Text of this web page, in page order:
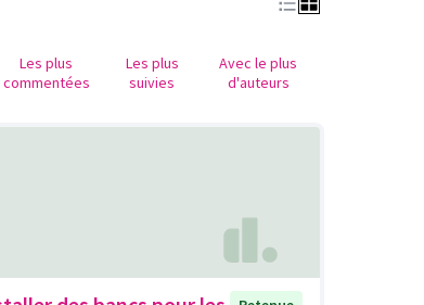
Les plus
commentées
Les plus
suivies
Avec le plus
d'auteurs